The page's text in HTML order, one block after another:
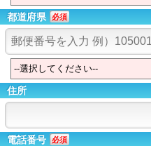
都道府県 必須
住所
電話番号 必須